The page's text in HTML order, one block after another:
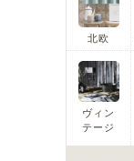
北欧
ヴィン
テージ